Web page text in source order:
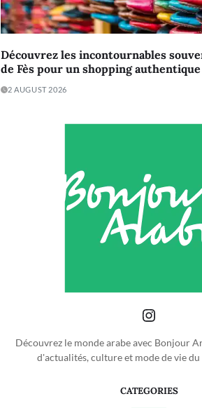
Découvrez les incontournables
de Fès pour un shopping
2 AUGUST 2026
Découvrez le monde arabe avec Bonjour
d'actualités, culture et mode de vie du
CATEGORIES